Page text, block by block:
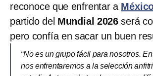
reconoce que enfrentar a
partido del Mundial 2026será
pero confía en sacar un buen
“No es un grupo fácil para nosotros.
nos enfrentaremos a la selección